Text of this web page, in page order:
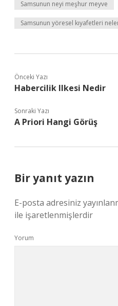
Samsunun neyi meşhur meyve
Samsunun yöresel kıyafetleri
Önceki Yazı
Habercilik Ilkesi Nedir
Sonraki Yazı
A Priori Hangi Görüş
Bir yanıt yazın
E-posta adresiniz
ile işaretlenmişlerdir
Yorum